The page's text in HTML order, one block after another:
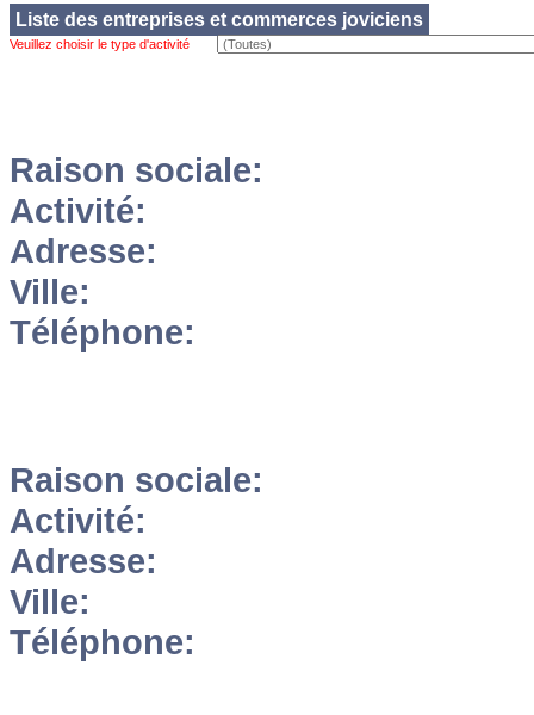
Liste des entreprises et commerces joviciens
Veuillez choisir le type d'activité
Raison sociale:
Activité:
Adresse:
Ville:
Téléphone:
Raison sociale:
Activité:
Adresse:
Ville:
Téléphone: